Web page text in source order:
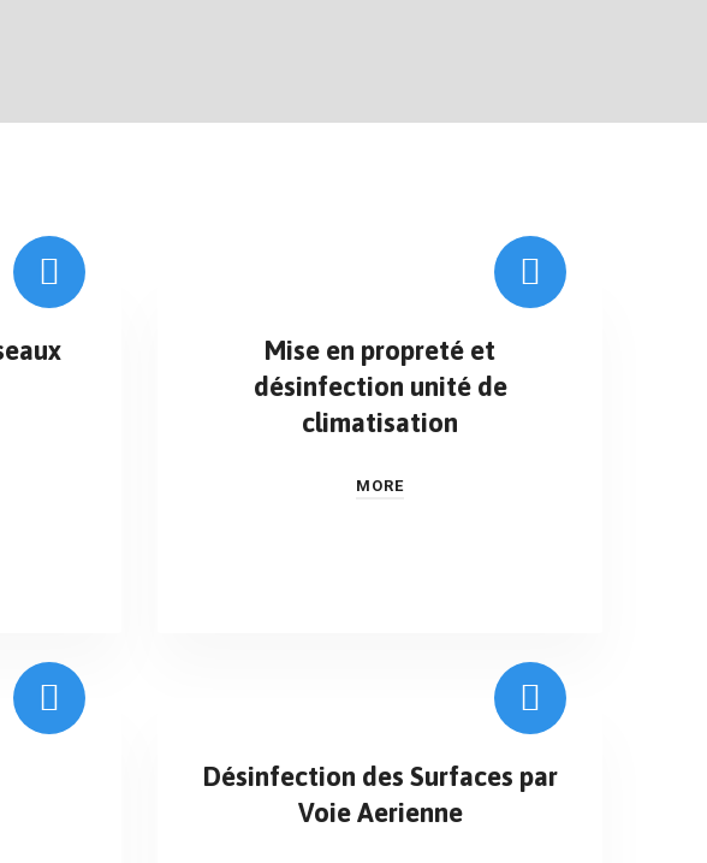
Mise en propreté et
désinfection unité de
climatisation
MORE
Désinfection des Surfaces par
Voie Aerienne